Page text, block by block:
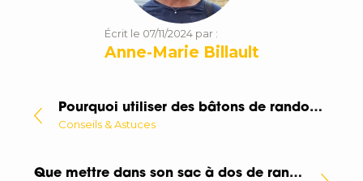
Écrit le 07/11/2024 par :
Anne-Marie Billault
Pourquoi utiliser des bâtons de randonnée ?
Conseils & Astuces
Que mettre dans son sac à dos de randonnée ?